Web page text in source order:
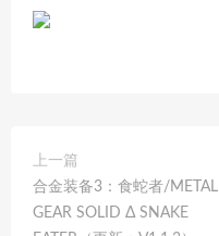
上一篇
合金装备3：食蛇者/METAL
GEAR SOLID Δ SNAKE